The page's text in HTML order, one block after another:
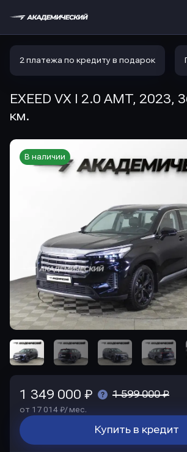
2 платежа по кредиту в подарок
EXEED VX I 2.0 AMT, 2023,
км.
В наличии
1 349 000 ₽ 1 599 000 ₽
от 17 014 ₽/ мес.
Купить в кредит